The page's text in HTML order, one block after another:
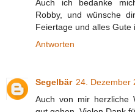
Auch ich bedanke
Robby, und wünsche
Feiertage und alles Gute
Antworten
Segelbär 24. Dezember
Auch von mir herzliche